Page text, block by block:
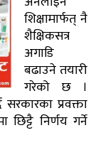
शिक्षामार्फत् नै
शैक्षिकसत्र
अगाडि
बढाउने तयारी
गरेको छ ।
सरकारका प्रवक्ता
निर्णय गर्ने